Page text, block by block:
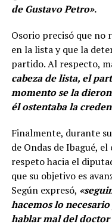
de Gustavo Petro».
Osorio precisó que no
en la lista y que la
partido. Al respecto,
cabeza de lista, el
momento se la
él ostentaba la
Finalmente, durante
de Ondas de Ibagué,
respeto hacia el
que su objetivo es
Según expresó,
hacemos lo
hablar mal del